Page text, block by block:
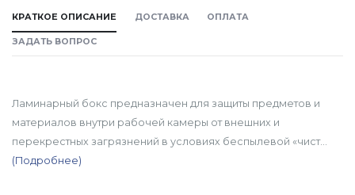
КРАТКОЕ ОПИСАНИЕ ДОСТАВКА ОПЛАТА
ЗАДАТЬ ВОПРОС
Ламинарный бокс предназначен для защиты предметов и
материалов внутри рабочей камеры от внешних и
перекрестных загрязнений в условиях беспылевой «чист...
(Подробнее)